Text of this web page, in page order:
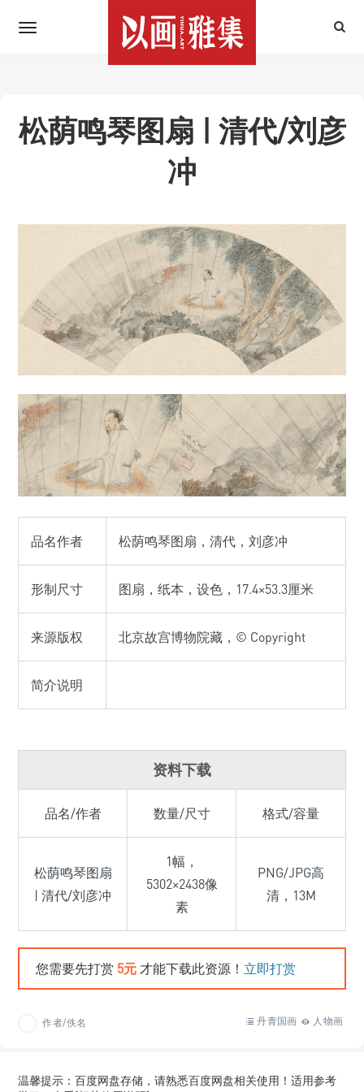
松荫鸣琴图扇 | 清代/刘彦
冲
品名作者 松荫鸣琴图扇，清代，刘彦冲
形制尺寸 图扇，纸本，设色，17.4×53.3厘米
来源版权 北京故宫博物院藏，© Copyright
简介说明
资料下载
品名/作者 数量/尺寸 格式/容量
松荫鸣琴图扇
| 清代/刘彦冲
1幅，
5302×2438像
素
PNG/JPG高
清，13M
您需要先打赏 5元 才能下载此资源！ 立即打赏
作者/佚名 人物画
丹青国画
温馨提示：百度网盘存储，请熟悉百度网盘相关使用！适用参考